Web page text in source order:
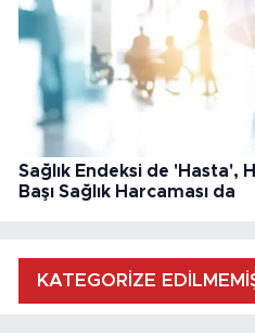
Sağlık Endeksi de 'Hasta',
Başı Sağlık Harcaması da
KATEGORİZE